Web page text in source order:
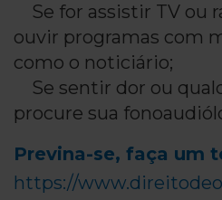
Se for assistir TV ou
ouvir programas com
como o noticiário;
Se sentir dor ou
procure sua
Previna-se, faça um
https://